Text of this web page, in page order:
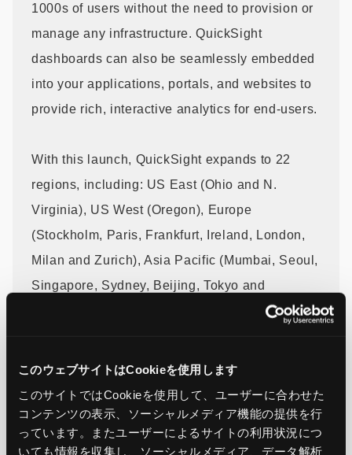
このウェブサイトはCookieを使用します
このサイトではCookieを使用して、ユーザーに合わせた
コンテンツの表示、ソーシャルメディア機能の提供を行
っています。またユーザーによるサイトの利用状況につ
いても情報を収集し、ソーシャルメディア、データ解析
1000s of users without the need to provision or
manage any infrastructure. QuickSight
dashboards can also be seamlessly embedded
into your applications, portals, and websites to
provide rich, interactive analytics for end-users.
With this launch, QuickSight expands to 22
regions, including: US East (Ohio and N.
Virginia), US West (Oregon), Europe
(Stockholm, Paris, Frankfurt, Ireland, London,
Milan and Zurich), Asia Pacific (Mumbai, Seoul,
Singapore, Sydney, Beijing, Tokyo and
Jakarta), Canada (Central), South America (São
(US-East, US-West).
To learn more about Amazon QuickSight,
please see ourproduct